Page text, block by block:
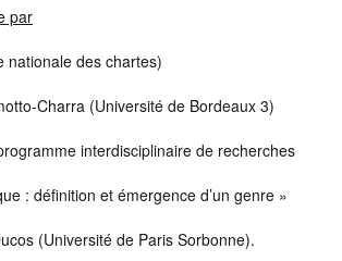
par
nationale des chartes)
Charra (Université de Bordeaux 3)
interdisciplinaire de recherches
: définition et émergence d’un genre »
(Université de Paris Sorbonne).